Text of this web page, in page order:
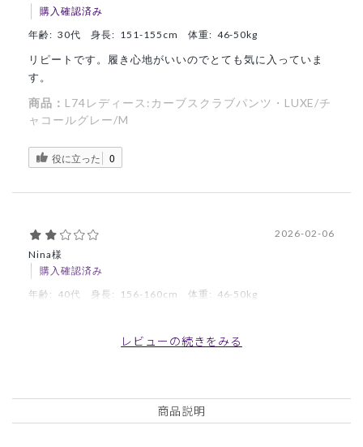
購入確認済み
年齢: 30代 身長: 151-155cm 体重: 46-50kg
リピートです。履き心地がいいのでとても気に入っていま
す。
商品： L74レディース:カーブスクラブパンツ・LUXE/チ
ャコールグレー/M
役に立った 0
Nina様
購入確認済み
2026-02-06
年齢: 40代 身長: 156-160cm 体重: 46-50kg
LUXEシリーズ大好きです。お腹周りへの楽さを期待して購
浮いてしまいます。Mで良かったのかなと思ってしまいま
す。裾がフレアな感じは身長の低い私では短足に見えます。
レビューの続きをみる
商品説明